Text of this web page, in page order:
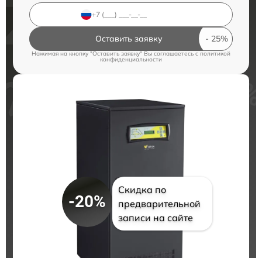
Оставить заявку
Нажимая на кнопку "Оставить заявку" Вы соглашаетесь cполитикой
конфиденциальности
-20%
Скидка по
предварительной
записи на сайте